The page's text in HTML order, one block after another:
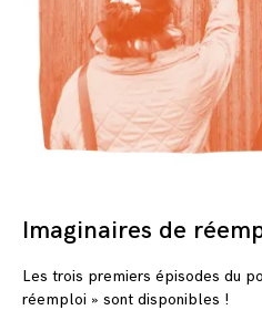
Imaginaires de
Les trois premiers épisodes du
réemploi » sont disponibles !